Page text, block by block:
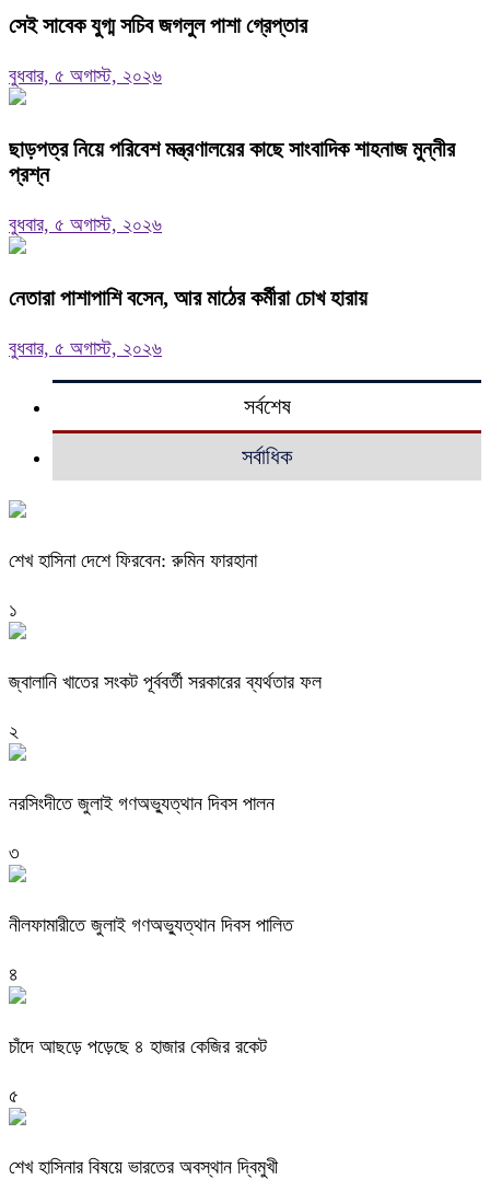
সেই সাবেক যুগ্ম সচিব জগলুল পাশা গ্রেপ্তার
বুধবার, ৫ অগাস্ট, ২০২৬
ছাড়পত্র নিয়ে পরিবেশ মন্ত্রণালয়ের কাছে সাংবাদিক শাহনাজ মুন্নীর
প্রশ্ন
বুধবার, ৫ অগাস্ট, ২০২৬
নেতারা পাশাপাশি বসেন, আর মাঠের কর্মীরা চোখ হারায়
বুধবার, ৫ অগাস্ট, ২০২৬
সর্বশেষ
সর্বাধিক
শেখ হাসিনা দেশে ফিরবেন: রুমিন ফারহানা
১
জ্বালানি খাতের সংকট পূর্ববর্তী সরকারের ব্যর্থতার ফল
২
নরসিংদীতে জুলাই গণঅভ্যুত্থান দিবস পালন
৩
নীলফামারীতে জুলাই গণঅভ্যুত্থান দিবস পালিত
৪
চাঁদে আছড়ে পড়েছে ৪ হাজার কেজির রকেট
৫
শেখ হাসিনার বিষয়ে ভারতের অবস্থান দ্বিমুখী